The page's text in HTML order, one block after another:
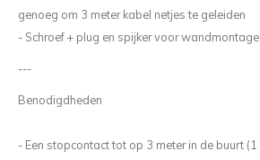
genoeg om 3 meter kabel netjes te geleiden
- Schroef + plug en spijker voor wandmontage
---
Benodigdheden
- Een stopcontact tot op 3 meter in de buurt